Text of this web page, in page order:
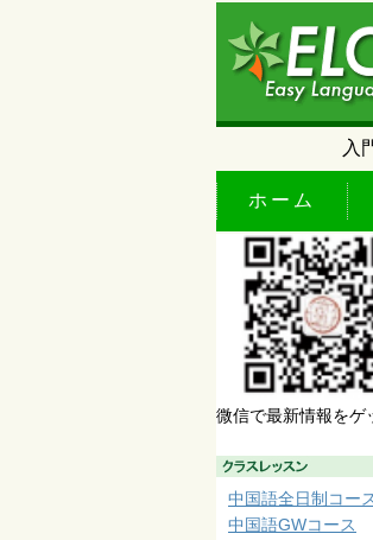
入
ホーム
微信で最新情報をゲ
中国語全日制コー
中国語GWコース